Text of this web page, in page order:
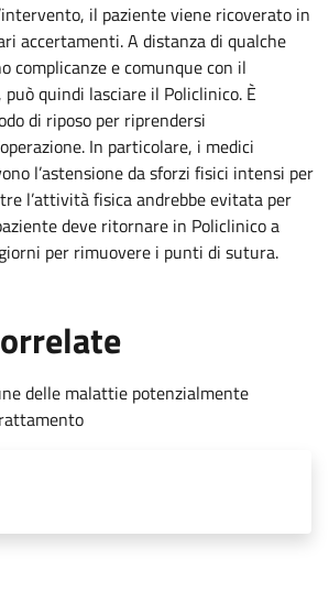
il paziente viene ricoverato in
accertamenti. A distanza di qualche
complicanze e comunque con il
quindi lasciare il Policlinico. È
di riposo per riprendersi
In particolare, i medici
l’astensione da sforzi fisici intensi per
l’attività fisica andrebbe evitata per
deve ritornare in Policlinico a
per rimuovere i punti di sutura.
delle malattie potenzialmente